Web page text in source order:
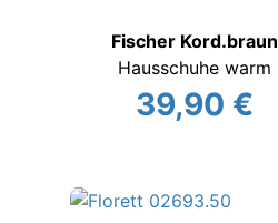
Fischer Kord.braun
Hausschuhe warm
39,90 €